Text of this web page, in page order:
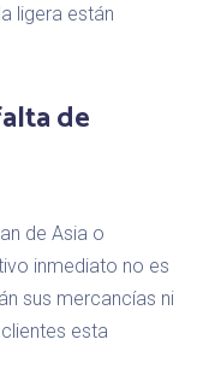
ligera están
de
de Asia o
inmediato no es
sus mercancías ni
esta